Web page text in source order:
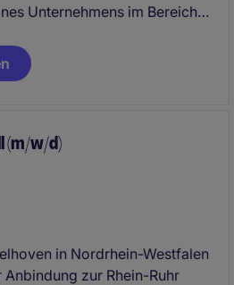
Unternehmens im Bereich
zu bearbeiten und
steuerlichen Vorschriften
(m/w/d)
in Nordrhein-Westfalen
zur Rhein-Ruhr